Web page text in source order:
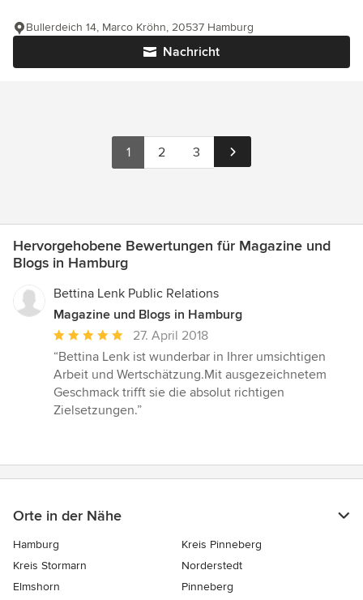
Nachricht
Bullerdeich 14, Marco Kröhn, 20537 Hamburg
1 2 3
Hervorgehobene Bewertungen für Magazine und
Blogs in Hamburg
Bettina Lenk Public Relations
Magazine und Blogs in Hamburg
Durchschnittliche
Bewertung:
5
von
5
27. April 2018
“Bettina Lenk ist wunderbar in Ihrer umsichtigen
Arbeit und Wertschätzung.Mit ausgezeichnetem
Geschmack trifft sie die absolut richtigen
Zielsetzungen.”
Orte in der Nähe
Hamburg
Kreis Pinneberg
Kreis Stormarn
Norderstedt
Elmshorn
Pinneberg